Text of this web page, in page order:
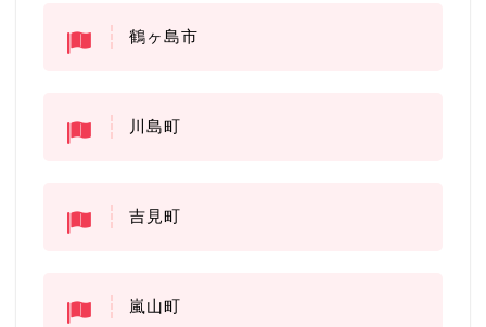
鶴ヶ島市
川島町
吉見町
嵐山町